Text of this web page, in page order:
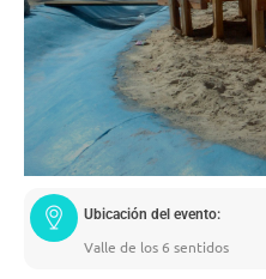
Ubicación del evento:
Valle de los 6 sentidos